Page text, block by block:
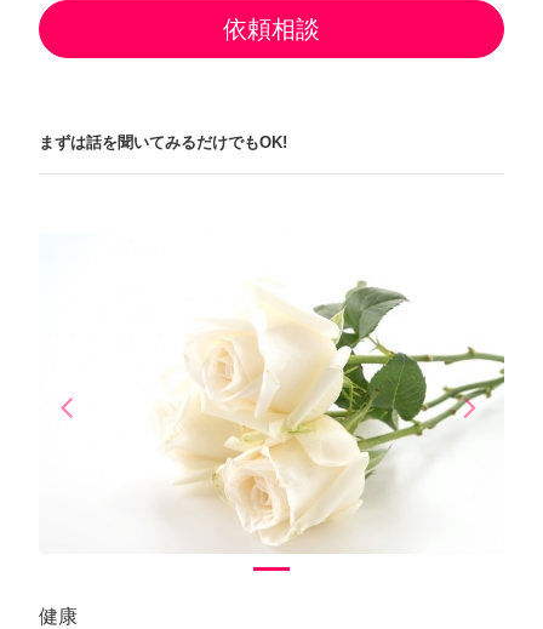
依頼相談
まずは話を聞いてみるだけでもOK!
arrow_back_iosPrevious arrow_forward_iosNext
健康